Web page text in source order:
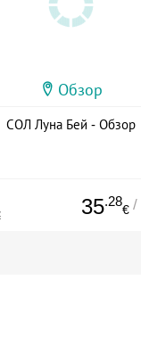
Обзор
СОЛ Луна Бей - Обзор
35.28
€ /